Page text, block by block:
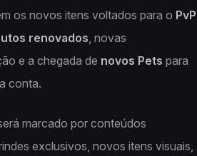
os novos itens voltados para o PvP
renovados, novas
e a chegada de novos Pets para
conta.
marcado por conteúdos
exclusivos, novos itens visuais,